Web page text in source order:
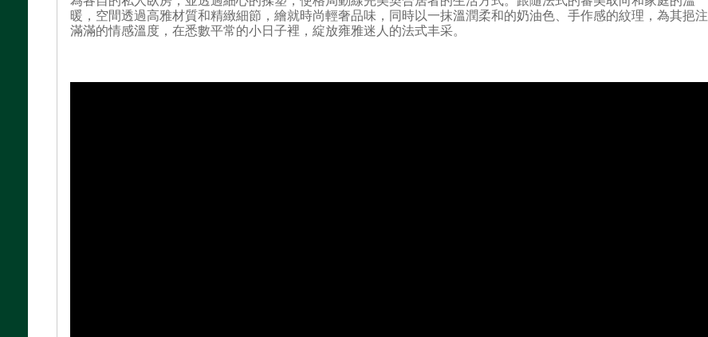
暖，空間透過高雅材質和精緻細節，繪就時尚輕奢品味，同時以一抹溫潤柔和的奶油色、手作感的紋理，為其挹注
滿滿的情感溫度，在悉數平常的小日子裡，綻放雍雅迷人的法式丰采。